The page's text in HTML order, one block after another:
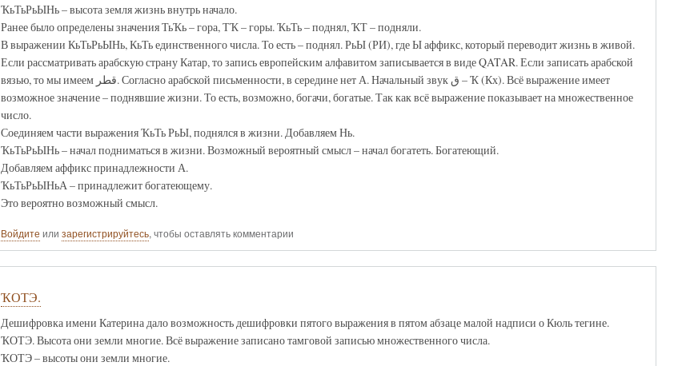
ҠьТьРьЫНь – высота земля жизнь внутрь начало.
Ранее было определены значения ТьҠь – гора, ТҠ – горы. ҠьТь – поднял, ҠТ – подняли.
В выражении КьТьРьЫНь, КьТь единственного числа. То есть – поднял. РьЫ (РИ), где Ы аффикс, который переводит жизнь в живой.
Если рассматривать арабскую страну Катар, то запись европейским алфавитом записывается в виде QATAR. Если записать арабской
вязью, то мы имеем قطر. Согласно арабской письменности, в середине нет А. Начальный звук ق – Ҡ (Кх). Всё выражение имеет
возможное значение – поднявшие жизни. То есть, возможно, богачи, богатые. Так как всё выражение показывает на множественное
число.
Соединяем части выражения ҠьТь РьЫ, поднялся в жизни. Добавляем Нь.
ҠьТьРьЫНь – начал подниматься в жизни. Возможный вероятный смысл – начал богатеть. Богатеющий.
Добавляем аффикс принадлежности А.
ҠьТьРьЫНьА – принадлежит богатеющему.
Это вероятно возможный смысл.
Войдите или зарегистрируйтесь, чтобы оставлять комментарии
ҠОТЭ.
Дешифровка имени Катерина дало возможность дешифровки пятого выражения в пятом абзаце малой надписи о Кюль тегине.
ҠОТЭ. Высота они земли многие. Всё выражение записано тамговой записью множественного числа.
ҠОТЭ – высоты они земли многие.